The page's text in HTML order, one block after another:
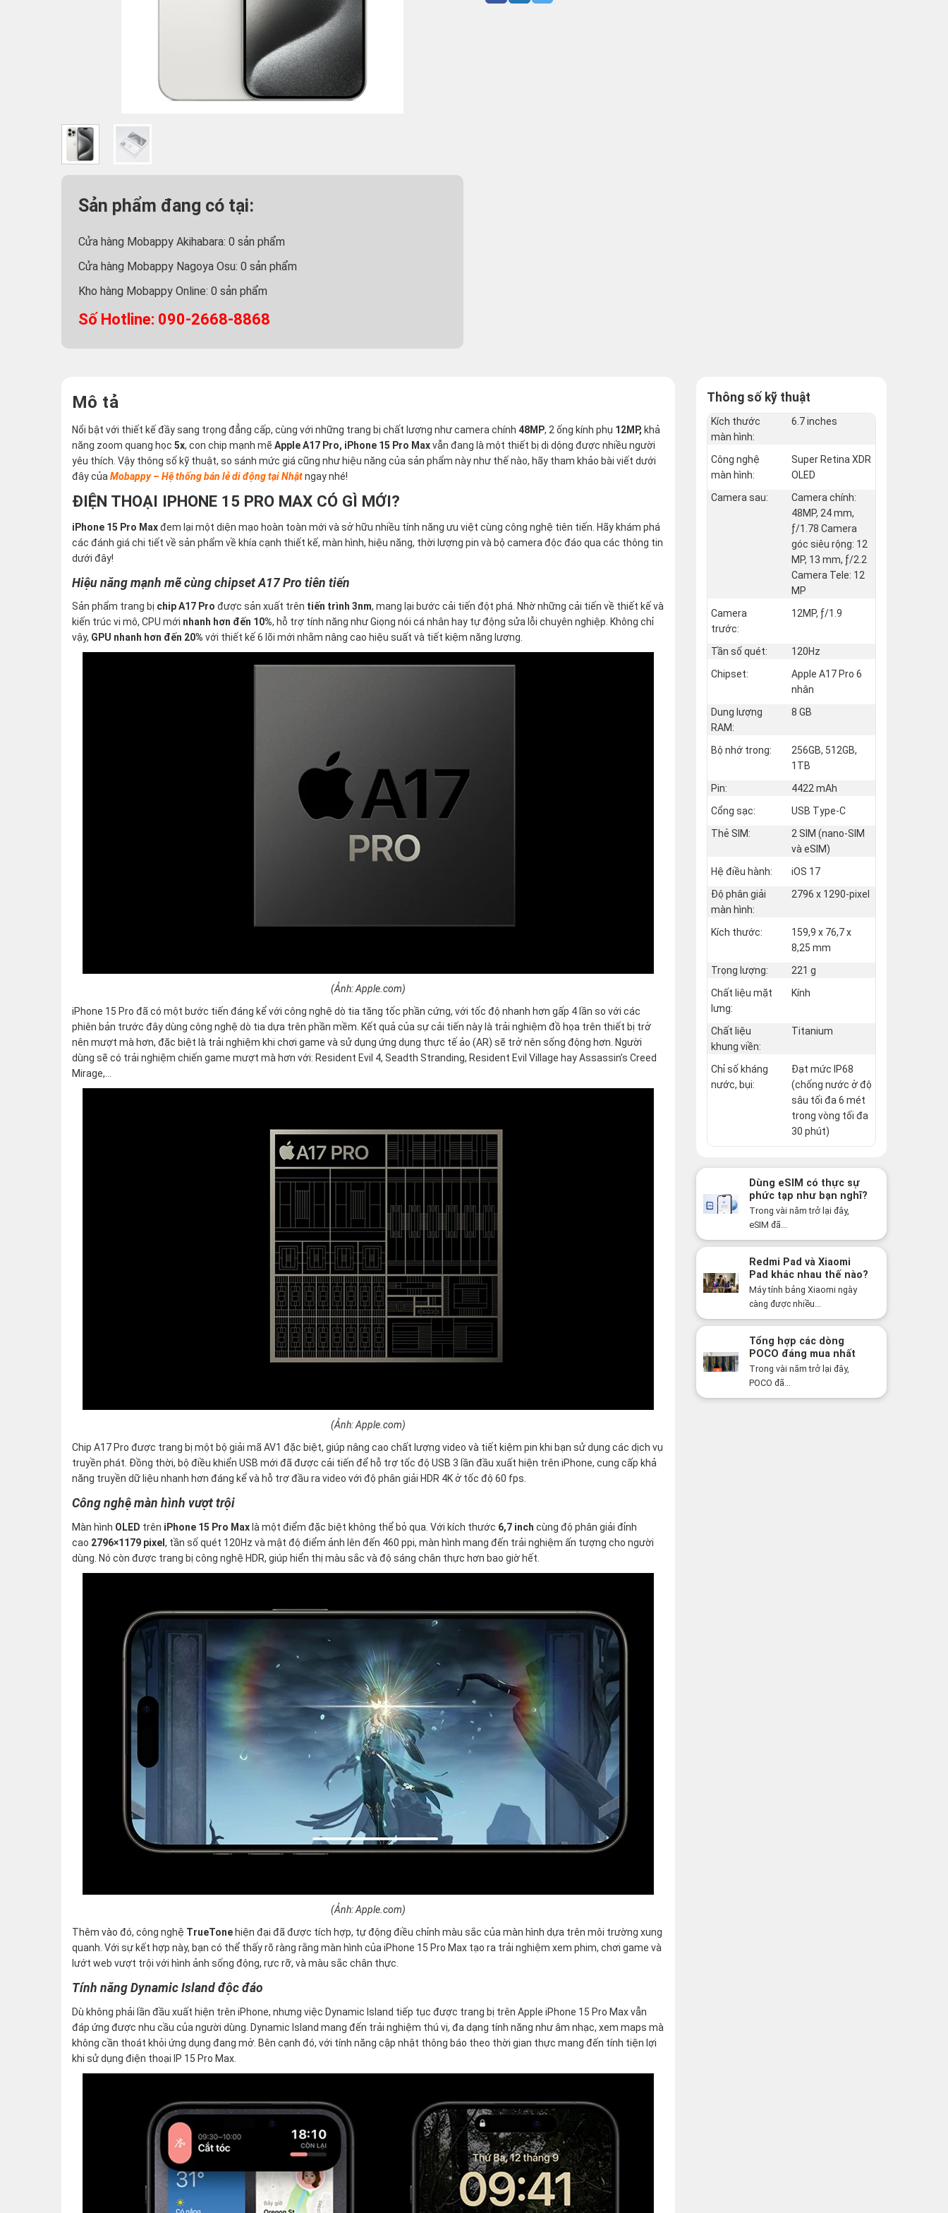
Sản phẩm đang có tại:
Cửa hàng Mobappy Akihabara: 0 sản phẩm
Cửa hàng Mobappy Nagoya Osu: 0 sản phẩm
Kho hàng Mobappy Online: 0 sản phẩm
Số Hotline: 090-2668-8868
Mô tả
Nổi bật với thiết kế đầy sang trọng đẳng cấp, cùng với những trang bị chất lượng như camera chính 48MP, 2 ống kính phụ 12MP, khả
năng zoom quang học 5x, con chip mạnh mẽ Apple A17 Pro, iPhone 15 Pro Maxvẫn đang là một thiết bị di dộng được nhiều người
yêu thích. Vậy thông số kỹ thuật, so sánh mức giá cũng như hiệu năng của sản phẩm này như thế nào, hãy tham khảo bài viết dưới
đây của Mobappy – Hệ thống bán lẻ di động tại Nhậtngay nhé!
ĐIỆN THOẠI IPHONE 15 PRO MAX CÓ GÌ MỚI?
iPhone 15 Pro Maxđem lại một diện mạo hoàn toàn mới và sở hữu nhiều tính năng ưu việt cùng công nghệ tiên tiến. Hãy khám phá
các đánh giá chi tiết về sản phẩm về khía cạnh thiết kế, màn hình, hiệu năng, thời lượng pin và bộ camera độc đáo qua các thông tin
dưới đây!
Hiệu năng mạnh mẽ cùng chipset A17 Pro tiên tiến
Sản phẩm trang bị chip A17 Pro được sản xuất trên tiến trình 3nm, mang lại bước cải tiến đột phá. Nhờ những cải tiến về thiết kế và
kiến trúc vi mô, CPU mới nhanh hơn đến 10%, hỗ trợ tính năng như Giọng nói cá nhân hay tự động sửa lỗi chuyên nghiệp. Không chỉ
vậy, GPU nhanh hơn đến 20% với thiết kế 6 lõi mới nhằm nâng cao hiệu suất và tiết kiệm năng lượng.
(Ảnh: Apple.com)
iPhone 15 Pro đã có một bước tiến đáng kể với công nghệ dò tia tăng tốc phần cứng, với tốc độ nhanh hơn gấp 4 lần so với các
phiên bản trước đây dùng công nghệ dò tia dựa trên phần mềm. Kết quả của sự cải tiến này là trải nghiệm đồ họa trên thiết bị trở
nên mượt mà hơn, đặc biệt là trải nghiệm khi chơi game và sử dụng ứng dụng thực tế ảo (AR) sẽ trở nên sống động hơn. Người
dùng sẽ có trải nghiệm chiến game mượt mà hơn với: Resident Evil 4, Seadth Stranding, Resident Evil Village hay Assassin’s Creed
Mirage,…
(Ảnh: Apple.com)
Chip A17 Pro được trang bị một bộ giải mã AV1 đặc biệt, giúp nâng cao chất lượng video và tiết kiệm pin khi bạn sử dụng các dịch vụ
truyền phát. Đồng thời, bộ điều khiển USB mới đã được cải tiến để hỗ trợ tốc độ USB 3 lần đầu xuất hiện trên iPhone, cung cấp khả
năng truyền dữ liệu nhanh hơn đáng kể và hỗ trợ đầu ra video với độ phân giải HDR 4K ở tốc độ 60 fps.
Công nghệ màn hình vượt trội
Màn hình OLED trên iPhone 15 Pro Max là một điểm đặc biệt không thể bỏ qua. Với kích thước 6,7 inch cùng độ phân giải đỉnh
cao 2796×1179 pixel , tần số quét 120Hz và mật độ điểm ảnh lên đến 460 ppi, màn hình mang đến trải nghiệm ấn tượng cho người
dùng. Nó còn được trang bị công nghệ HDR, giúp hiển thị màu sắc và độ sáng chân thực hơn bao giờ hết.
(Ảnh: Apple.com)
Thêm vào đó, công nghệ TrueTone hiện đại đã được tích hợp, tự động điều chỉnh màu sắc của màn hình dựa trên môi trường xung
quanh. Với sự kết hợp này, bạn có thể thấy rõ ràng rằng màn hình của iPhone 15 Pro Max tạo ra trải nghiệm xem phim, chơi game và
lướt web vượt trội với hình ảnh sống động, rực rỡ, và màu sắc chân thực.
Tính năng Dynamic Island độc đáo
Dù không phải lần đầu xuất hiện trên iPhone, nhưng việc Dynamic Island tiếp tục được trang bị trên Apple iPhone 15 Pro Max vẫn
đáp ứng được nhu cầu của người dùng. Dynamic Island mang đến trải nghiệm thú vị, đa dạng tính năng như âm nhạc, xem maps mà
không cần thoát khỏi ứng dụng đang mở. Bên cạnh đó, với tính năng cập nhật thông báo theo thời gian thực mang đến tính tiện lợi
khi sử dụng điện thoại IP 15 Pro Max.
Thông số kỹ thuật
Kích thước
màn hình:
6.7 inches
Công nghệ
màn hình:
Super Retina XDR
OLED
Camera sau:
Camera chính:
48MP, 24 mm,
ƒ/1.78 Camera
góc siêu rộng: 12
MP, 13 mm, ƒ/2.2
Camera Tele: 12
MP
Camera
trước:
12MP, ƒ/1.9
Tần số quét:
120Hz
Chipset:
Apple A17 Pro 6
nhân
Dung lượng
RAM:
8 GB
Bộ nhớ trong:
256GB, 512GB,
1TB
Pin:
4422 mAh
Cổng sạc:
USB Type-C
Thẻ SIM:
2 SIM (nano‑SIM
và eSIM)
Hệ điều hành:
iOS 17
Độ phân giải
màn hình:
2796 x 1290-pixel
Kích thước:
159,9 x 76,7 x
8,25 mm
Trọng lượng:
221 g
Chất liệu mặt
lưng:
Kính
Chất liệu
khung viền:
Titanium
Chỉ số kháng
nước, bụi:
Đạt mức IP68
(chống nước ở độ
sâu tối đa 6 mét
trong vòng tối đa
30 phút)
Dùng eSIM có thực sự
phức tạp như bạn nghĩ?
Sự thật có thể khiến
bạn bất ngờ!
Trong vài năm trở lại đây,
eSIM đã...
Redmi Pad và Xiaomi
Pad khác nhau thế nào?
Nên mua dòng nào năm
2026?
Máy tính bảng Xiaomi ngày
càng được nhiều...
Tổng hợp các dòng
POCO đáng mua nhất
năm 2026: Hiệu năng
mạnh, giá cực tốt
Trong vài năm trở lại đây,
POCO đã...